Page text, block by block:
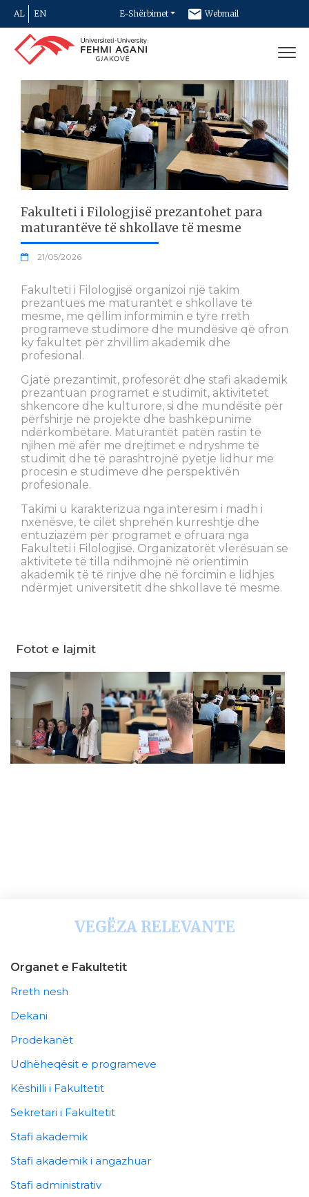
AL EN E-Shërbimet Webmail
Newsletter
Fakulteti i Filologjisë prezantohet para
maturantëve të shkollave të mesme
21/05/2026
Fakulteti i Filologjisë organizoi një takim
prezantues me maturantët e shkollave të
mesme, me qëllim informimin e tyre rreth
programeve studimore dhe mundësive që ofron
ky fakultet për zhvillim akademik dhe
profesional.
Gjatë prezantimit, profesorët dhe stafi akademik
prezantuan programet e studimit, aktivitetet
shkencore dhe kulturore, si dhe mundësitë për
përfshirje në projekte dhe bashkëpunime
ndërkombëtare. Maturantët patën rastin të
njihen më afër me drejtimet e ndryshme të
studimit dhe të parashtrojnë pyetje lidhur me
procesin e studimeve dhe perspektivën
profesionale.
Takimi u karakterizua nga interesim i madh i
nxënësve, të cilët shprehën kurreshtje dhe
entuziazëm për programet e ofruara nga
Fakulteti i Filologjisë. Organizatorët vlerësuan se
aktivitete të tilla ndihmojnë në orientimin
akademik të të rinjve dhe në forcimin e lidhjes
ndërmjet universitetit dhe shkollave të mesme.
Fotot e lajmit
VEGËZA RELEVANTE
Organet e Fakultetit
Rreth nesh
Dekani
Prodekanët
Udhëheqësit e programeve
Këshilli i Fakultetit
Sekretari i Fakultetit
Stafi akademik
Stafi akademik i angazhuar
Stafi administrativ